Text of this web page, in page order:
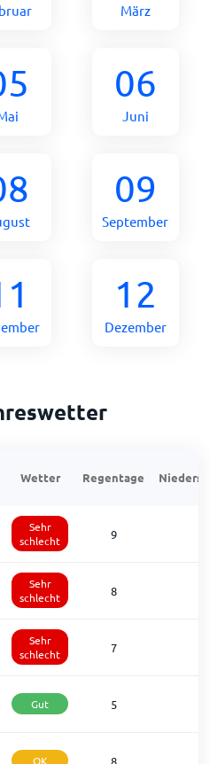
März
06
Juni
09
September
12
Dezember
Wetter Regentage
Sehr
schlecht
9
Sehr
schlecht
8
Sehr
schlecht
7
Gut 5
OK 8